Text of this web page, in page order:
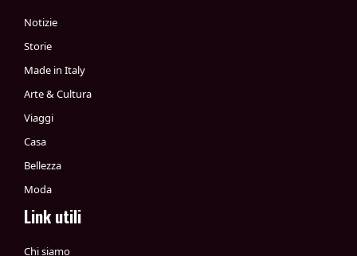
Notizie
Storie
Made in Italy
Arte & Cultura
Viaggi
Casa
Bellezza
Moda
Link utili
Chi siamo